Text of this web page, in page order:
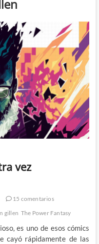
vez
15 comentarios
gillen The Power Fantasy
es uno de esos cómics
cayó rápidamente de las